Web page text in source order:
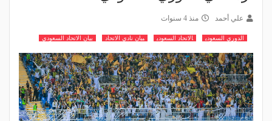
علي أحمد منذ 4 سنوات
الدوري السعودي الاتحاد السعودي بيان نادي الاتحاد بيان الاتحاد السعودي